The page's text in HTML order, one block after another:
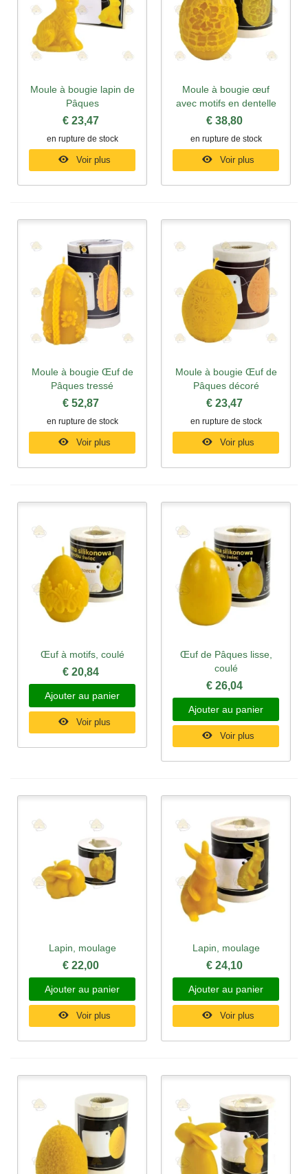
Moule à bougie lapin de
Pâques
€ 23,47
en rupture de stock
Voir plus
Moule à bougie œuf
avec motifs en dentelle
€ 38,80
en rupture de stock
Voir plus
Moule à bougie Œuf de
Pâques tressé
€ 52,87
en rupture de stock
Voir plus
Moule à bougie Œuf de
Pâques décoré
€ 23,47
en rupture de stock
Voir plus
Œuf à motifs, coulé
€ 20,84
Ajouter au panier
Voir plus
Œuf de Pâques lisse,
coulé
€ 26,04
Ajouter au panier
Voir plus
Lapin, moulage
€ 22,00
Ajouter au panier
Voir plus
Lapin, moulage
€ 24,10
Ajouter au panier
Voir plus